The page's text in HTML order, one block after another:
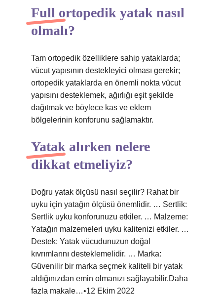
Full ortopedik yatak nasıl
olmalı?
Tam ortopedik özelliklere sahip yataklarda;
vücut yapısının destekleyici olması gerekir;
ortopedik yataklarda en önemli nokta vücut
yapısını desteklemek, ağırlığı eşit şekilde
dağıtmak ve böylece kas ve eklem
bölgelerinin konforunu sağlamaktır.
Yatak alırken nelere
dikkat etmeliyiz?
Doğru yatak ölçüsü nasıl seçilir? Rahat bir
uyku için yatağın ölçüsü önemlidir. … Sertlik:
Sertlik uyku konforunuzu etkiler. … Malzeme:
Yatağın malzemeleri uyku kalitenizi etkiler. …
Destek: Yatak vücudunuzun doğal
kıvrımlarını desteklemelidir. … Marka:
Güvenilir bir marka seçmek kaliteli bir yatak
aldığınızdan emin olmanızı sağlayabilir.Daha
fazla makale…•12 Ekim 2022